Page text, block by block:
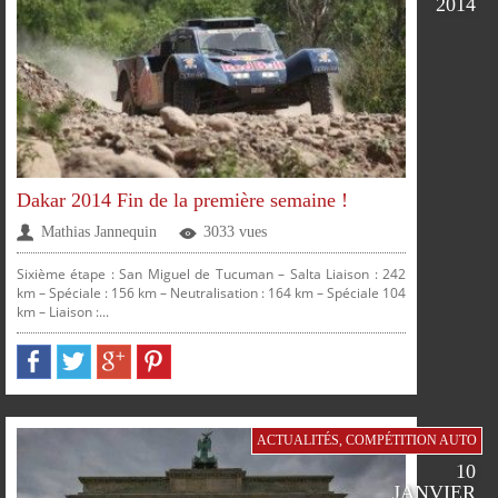
PLUS
PARTAGERPARTAGERPARTAGERPARTAGER
2014
Dakar 2014 Fin de la première semaine !
Mathias Jannequin 3033 vues
Sixième étape : San Miguel de Tucuman – Salta Liaison : 242
km – Spéciale : 156 km – Neutralisation : 164 km – Spéciale 104
km – Liaison :...
ACTUALITÉS, COMPÉTITION AUTO
10
JANVIER